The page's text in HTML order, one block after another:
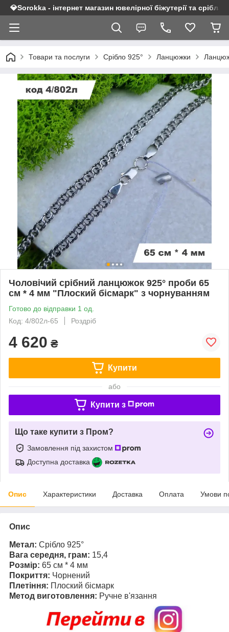
💎Sorokka - інтернет магазин ювелірної біжутерії та срібла
Товари та послуги Срібло 925° Ланцюжки
Чоловічий срібний ланцюжок 925° проби 65
см * 4 мм "Плоский бісмарк" з чорнуванням
Готово до відправки 1 од.
Код: 4/802л-65
Роздріб
4 620 ₴
Купити
або
Купити з
Що таке купити з Пром?
Замовлення під захистом
Доступна доставка
Опис Характеристики Доставка Оплата Умови
Опис
Метал: Срібло 925°
Вага середня, грам: 15,4
Розмір: 65 см * 4 мм
Покриття: Чорнений
Плетіння: Плоский бісмарк
Метод виготовлення: Ручне в'язання